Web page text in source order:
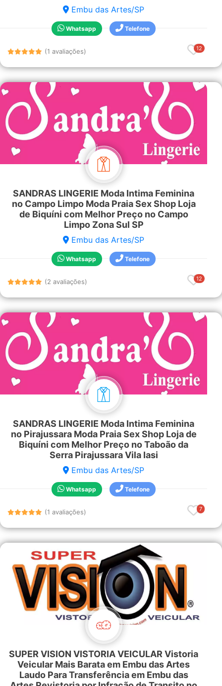
Embu das Artes/SP
Whatsapp Telefone
(1 avaliações) 12
SANDRAS LINGERIE Moda Intima Feminina
no Campo Limpo Moda Praia Sex Shop Loja
de Biquíni com Melhor Preço no Campo
Limpo Zona Sul SP
Embu das Artes/SP
Whatsapp Telefone
(2 avaliações) 12
SANDRAS LINGERIE Moda Intima Feminina
no Pirajussara Moda Praia Sex Shop Loja de
Biquíni com Melhor Preço no Taboão da
Serra Pirajussara Vila Iasi
Embu das Artes/SP
Whatsapp Telefone
(1 avaliações) 7
SUPER VISION VISTORIA VEICULAR Vistoria
Veicular Mais Barata em Embu das Artes
Laudo Para Transferência em Embu das